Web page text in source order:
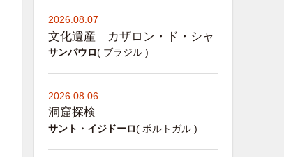
2026.08.07
文化遺産 カザロン・ド・シャ
サンパウロ( ブラジル )
2026.08.06
洞窟探検
サント・イジドーロ( ポルトガル )